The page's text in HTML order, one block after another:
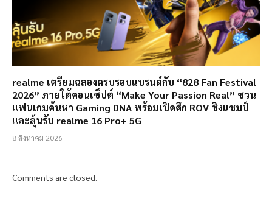
realme เตรียมฉลองครบรอบแบรนด์กับ “828 Fan Festival
2026” ภายใต้คอนเซ็ปต์ “Make Your Passion Real” ชวน
แฟนเกมค้นหา Gaming DNA พร้อมเปิดศึก ROV ชิงแชมป์
และลุ้นรับ realme 16 Pro+ 5G
8 สิงหาคม 2026
Comments are closed.